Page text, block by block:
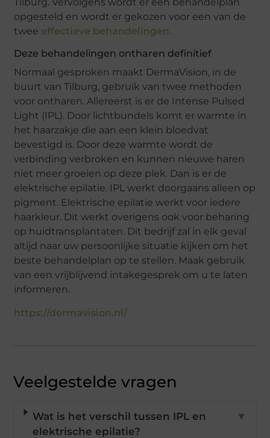
opgesteld en wordt er gekozen voor een van de
twee effectieve behandelingen.
Deze behandelingen ontharen definitief
Normaal gesproken maakt DermaVision, in de
buurt van Tilburg, gebruik van twee methoden
voor ontharen. Allereerst is er de Intense Pulsed
Light (IPL). Door lichtbundels komt er warmte in
het haarzakje die aan een klein bloedvat
bevestigd is. Door deze warmte wordt de
verbinding verbroken en kunnen nieuwe haren
niet meer groeien op deze plek. Dan is er de
elektrische epilatie. IPL werkt doorgaans alleen op
pigment. Elektrische epilatie werkt voor iedere
haarkleur. Dit werkt overigens ook voor beharing
op huidtransplantaten. Dit bedrijf zal in elk geval
altijd naar uw persoonlijke situatie kijken om het
beste behandelplan op te stellen. Maak gebruik
van een vrijblijvend intakegesprek om u te laten
informeren.
https://dermavision.nl/
Veelgestelde vragen
Wat is het verschil tussen IPL en
elektrische epilatie?
▼